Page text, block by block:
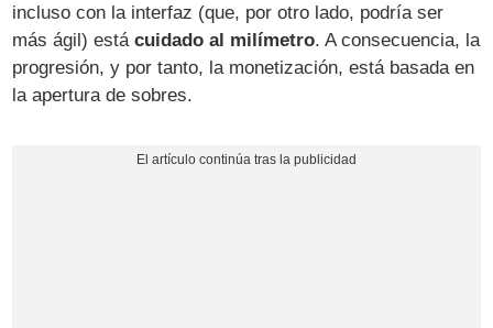
incluso con la interfaz (que, por otro lado, podría ser
más ágil) estácuidado al milímetro. A consecuencia, la
progresión, y por tanto, la monetización, está basada en
la apertura de sobres.